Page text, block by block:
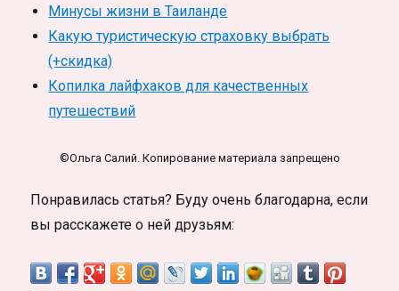
Минусы жизни в Таиланде
Какую туристическую страховку выбрать
(+скидка)
Копилка лайфхаков для качественных
путешествий
©Ольга Салий. Копирование материала запрещено
Понравилась статья? Буду очень благодарна, если
вы расскажете о ней друзьям: